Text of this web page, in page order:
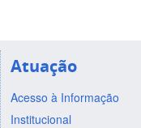
Atuação
Acesso à Informação
Institucional